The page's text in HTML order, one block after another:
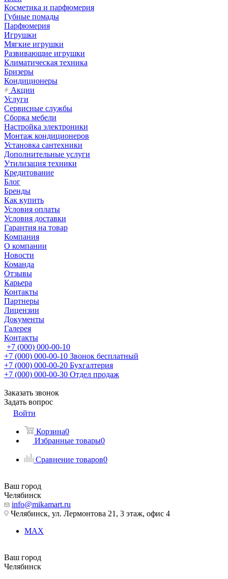
Косметика и парфюмерия
Губные помады
Парфюмерия
Игрушки
Мягкие игрушки
Развивающие игрушки
Климатическая техника
Бризеры
Кондиционеры
Акции
Услуги
Сервисные службы
Сборка мебели
Настройка электроники
Монтаж кондиционеров
Установка сантехники
Дополнительные услуги
Утилизация техники
Кредитование
Блог
Бренды
Как купить
Условия оплаты
Условия доставки
Гарантия на товар
Компания
О компании
Новости
Команда
Отзывы
Карьера
Контакты
Партнеры
Лицензии
Документы
Галерея
Контакты
+7 (000) 000-00-10
+7 (000) 000-00-10 Звонок бесплатный
+7 (000) 000-00-20 Бухгалтерия
+7 (000) 000-00-30 Отдел продаж
Заказать звонок
Задать вопрос
Войти
Корзина0
Избранные товары0
Сравнение товаров0
Ваш город
Челябинск
info@mikamart.ru
Челябинск, ул. Лермонтова 21, 3 этаж, офис 4
MAX
Ваш город
Челябинск